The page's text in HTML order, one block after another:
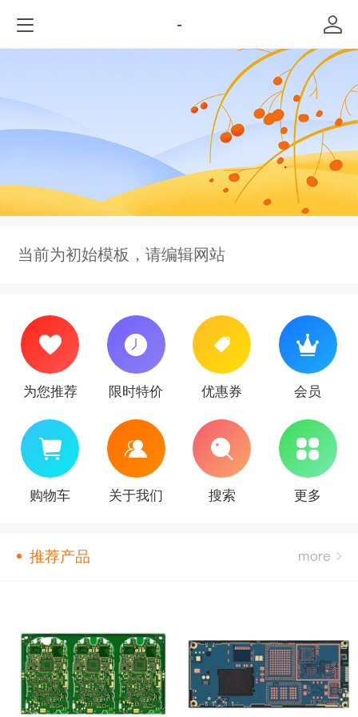
-
当前为初始模板，请编辑网站
为您推荐 限时特价 优惠券 会员
购物车 关于我们 搜索 更多
推荐产品